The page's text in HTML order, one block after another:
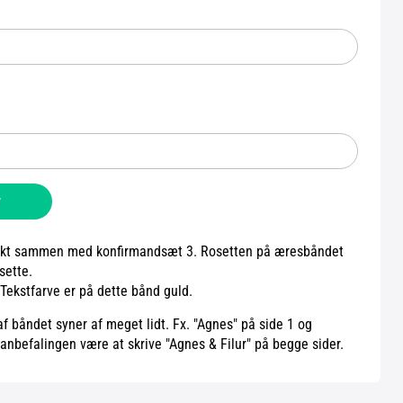
sammen med konfirmandsæt 3. Rosetten på æresbåndet
er på dette bånd guld.
båndet syner af meget lidt. Fx. "Agnes" på side 1 og
være at skrive "Agnes & Filur" på begge sider.